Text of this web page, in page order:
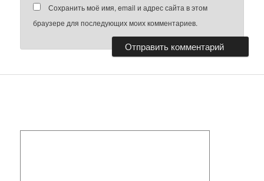
Сохранить моё имя, email и адрес сайта в этом
браузере для последующих моих комментариев.